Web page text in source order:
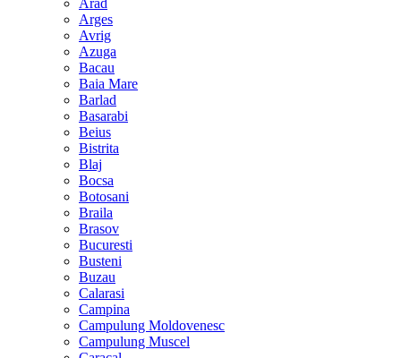
Arad
Arges
Avrig
Azuga
Bacau
Baia Mare
Barlad
Basarabi
Beius
Bistrita
Blaj
Bocsa
Botosani
Braila
Brasov
Bucuresti
Busteni
Buzau
Calarasi
Campina
Campulung Moldovenesc
Campulung Muscel